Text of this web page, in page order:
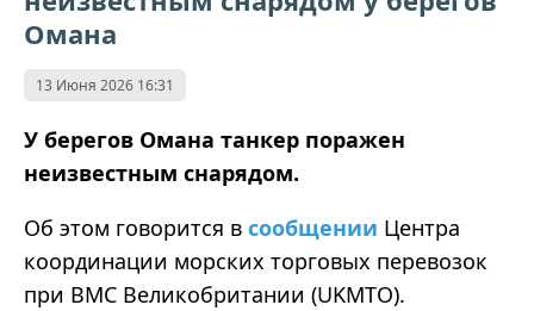
Омана
13 Июня 2026 16:31
У берегов Омана танкер поражен
неизвестным снарядом.
Об этом говорится в сообщении Центра
координации морских торговых перевозок
при ВМС Великобритании (UKMTO).